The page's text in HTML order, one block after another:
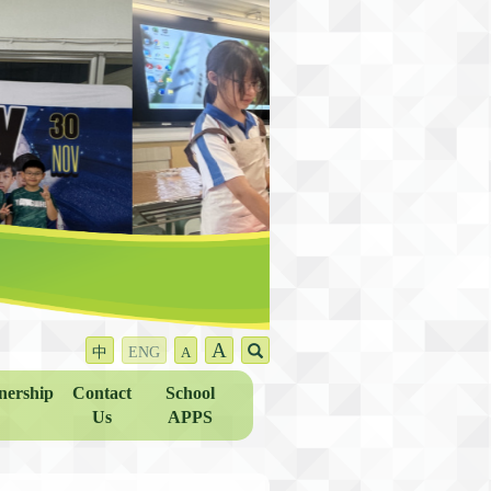
中 ENG A A
Contact
Us
School
APPS